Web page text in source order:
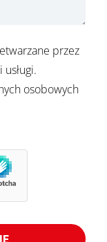
przez
osobowych